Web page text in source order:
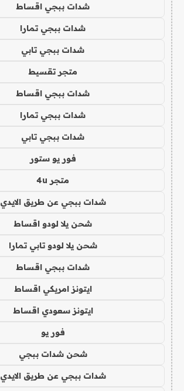
شدات ببجي اقساط
شدات ببجي تمارا
شدات ببجي تابي
متجر تقسيط
شدات ببجي اقساط
شدات ببجي تمارا
شدات ببجي تابي
فور يو ستور
متجر 4u
شدات ببجي عن طريق الايدي
شحن يلا لودو اقساط
شحن يلا لودو تابي تمارا
شدات ببجي اقساط
ايتونز امريكي اقساط
ايتونز سعودي اقساط
فور يو
شحن شدات ببجي
شدات ببجي عن طريق الايدي